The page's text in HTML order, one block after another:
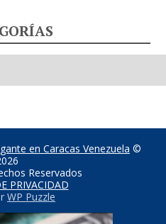
en Caracas Venezuela ©
Reservados
PRIVACIDAD
WP Puzzle